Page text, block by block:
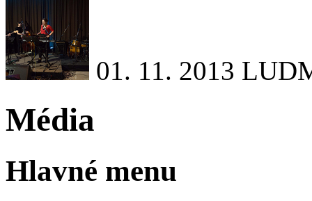
01. 11. 2013
Média
Hlavné menu